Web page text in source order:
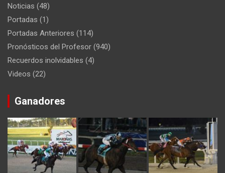
Noticias (48)
Portadas (1)
Portadas Anteriores (114)
Pronósticos del Profesor (940)
Recuerdos inolvidables (4)
Videos (22)
Ganadores